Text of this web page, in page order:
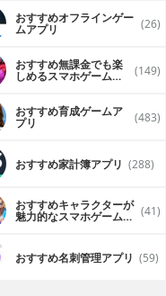
おすすめオフラインゲー
ムアプリ (26)
おすすめ無課金でも楽
しめるスマホゲームア (149)
おすすめ育成ゲームア
プリ (483)
おすすめ家計簿アプリ (288)
おすすめキャラクターが
魅力的なスマホゲームア (41)
おすすめ名刺管理アプリ (59)